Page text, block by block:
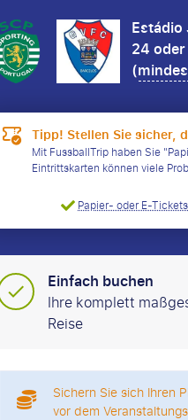
24
(
Tipp! Stellen Sie sicher,
Mit FussballTrip haben Sie
Eintrittskarten können viele
Papier- oder E-Tickets
Einfach buchen
Ihre komplett
Reise
Sichern Sie sich Ihren
vor dem